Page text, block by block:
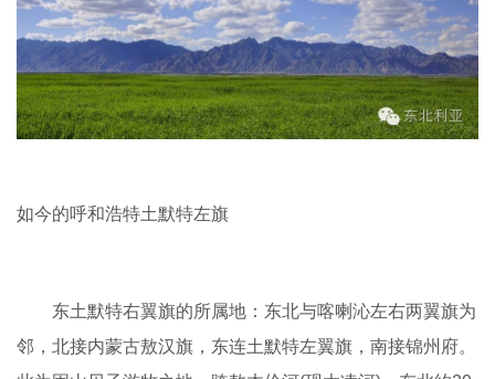
如今的呼和浩特土默特左旗
东土默特右翼旗的所属地：东北与喀喇沁左右两翼旗为
邻，北接内蒙古敖汉旗，东连土默特左翼旗，南接锦州府。